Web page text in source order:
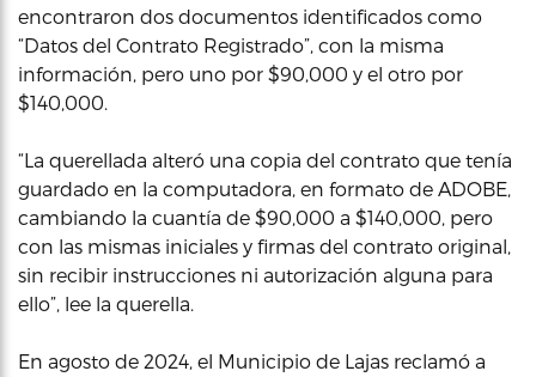
encontraron dos documentos identificados como
“Datos del Contrato Registrado”, con la misma
información, pero uno por $90,000 y el otro por
$140,000.
“La querellada alteró una copia del contrato que tenía
guardado en la computadora, en formato de ADOBE,
cambiando la cuantía de $90,000 a $140,000, pero
con las mismas iniciales y firmas del contrato original,
sin recibir instrucciones ni autorización alguna para
ello”, lee la querella.
En agosto de 2024, el Municipio de Lajas reclamó a